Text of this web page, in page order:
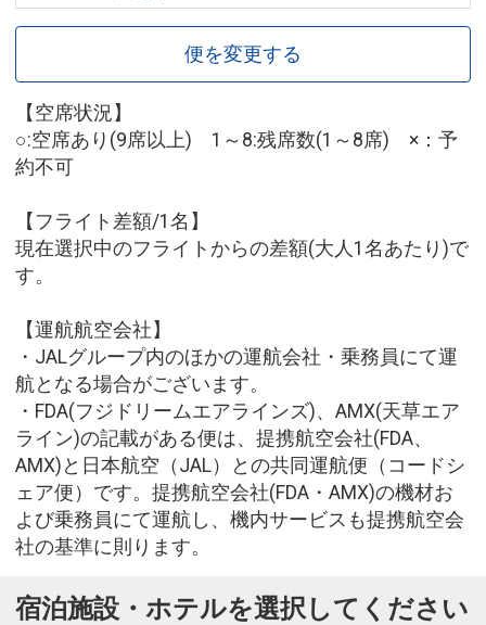
便を変更する
【空席状況】
○:空席あり(9席以上) 1～8:残席数(1～8席) ×：予
約不可
【フライト差額/1名】
現在選択中のフライトからの差額(大人1名あたり)で
す。
【運航航空会社】
・JALグループ内のほかの運航会社・乗務員にて運
航となる場合がございます。
・FDA(フジドリームエアラインズ)、AMX(天草エア
ライン)の記載がある便は、提携航空会社(FDA、
AMX)と日本航空（JAL）との共同運航便（コードシ
ェア便）です。提携航空会社(FDA・AMX)の機材お
よび乗務員にて運航し、機内サービスも提携航空会
社の基準に則ります。
宿泊施設・ホテルを選択してください